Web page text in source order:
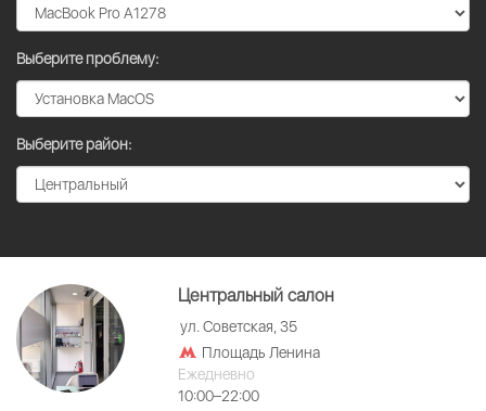
Выберите проблему:
Выберите район:
Центральный салон
ул. Советская, 35
Площадь Ленина
Ежедневно
10:00–22:00